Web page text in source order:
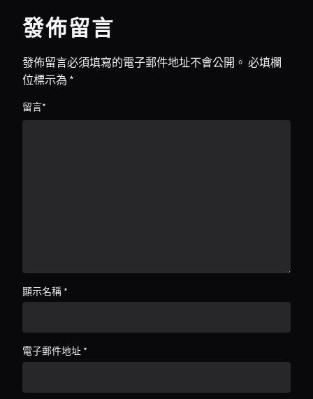
發佈留言
發佈留言必須填寫的電子郵件地址不會公開。 必填欄
位標示為 *
留言*
顯示名稱 *
電子郵件地址 *